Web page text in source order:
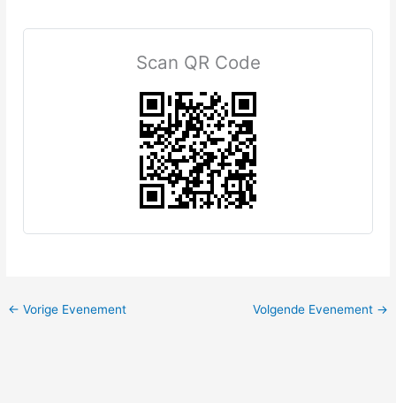
Scan QR Code
← Vorige Evenement Volgende Evenement →